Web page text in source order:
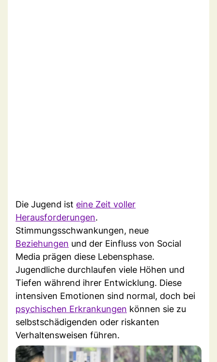
Die Jugend ist eine Zeit voller
Herausforderungen.
Stimmungsschwankungen, neue
Beziehungen und der Einfluss von Social
Media prägen diese Lebensphase.
Jugendliche durchlaufen viele Höhen und
Tiefen während ihrer Entwicklung. Diese
intensiven Emotionen sind normal, doch bei
psychischen Erkrankungen können sie zu
selbstschädigenden oder riskanten
Verhaltensweisen führen.